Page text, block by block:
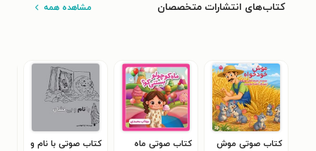
کتاب‌های انتشارات متخصصان مشاهده همه
کتاب صوتی موش
کتاب صوتی ماه
کتاب صوتی با نام و